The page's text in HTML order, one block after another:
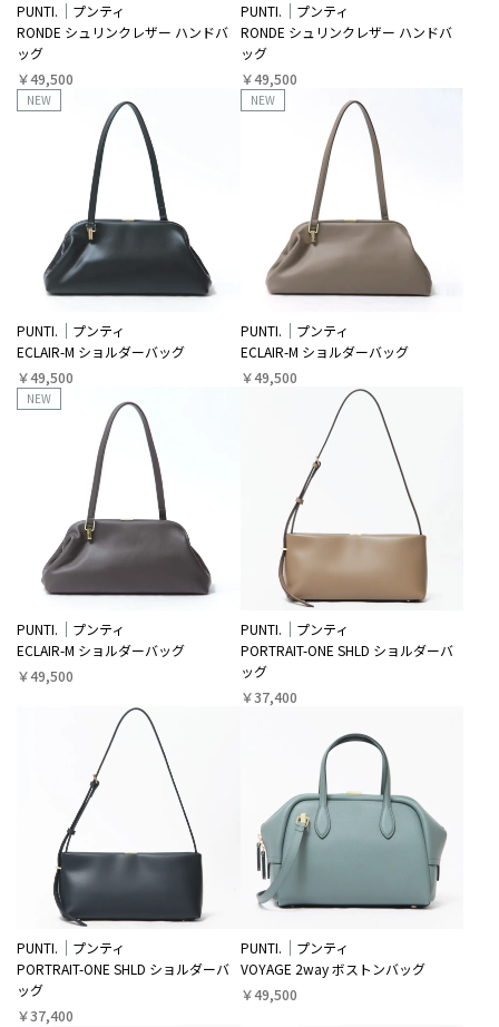
PUNTI.
プンティ
RONDE シュリンクレザー ハンドバ
ッグ
￥49,500
PUNTI.
プンティ
RONDE シュリンクレザー ハンドバ
ッグ
￥49,500
NEW
PUNTI.
プンティ
ECLAIR-M ショルダーバッグ
￥49,500
NEW
PUNTI.
プンティ
ECLAIR-M ショルダーバッグ
￥49,500
NEW
PUNTI.
プンティ
ECLAIR-M ショルダーバッグ
￥49,500
PUNTI.
プンティ
PORTRAIT-ONE SHLD ショルダーバ
ッグ
￥37,400
PUNTI.
プンティ
PORTRAIT-ONE SHLD ショルダーバ
ッグ
￥37,400
PUNTI.
プンティ
VOYAGE 2way ボストンバッグ
￥49,500